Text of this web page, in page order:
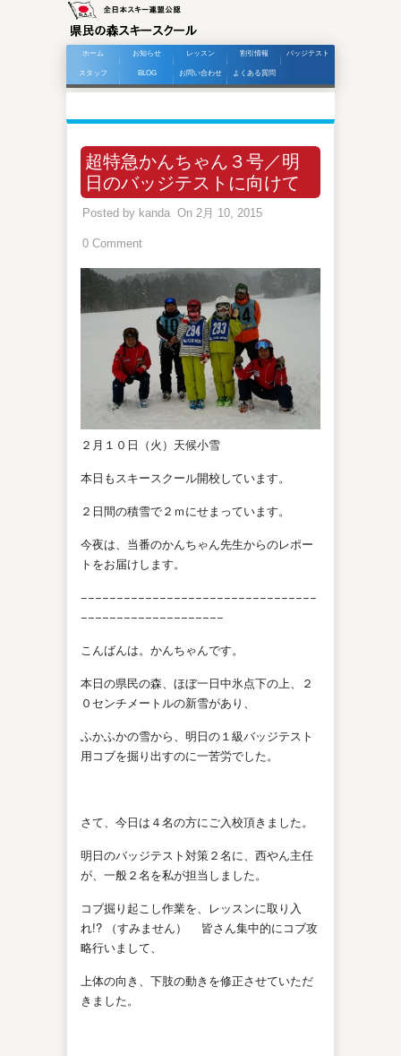
ホーム お知らせ レッスン 割引情報 バッジテスト
スタッフ BLOG お問い合わせ よくある質問
超特急かんちゃん３号／明
日のバッジテストに向けて
Posted by kanda On 2月 10, 2015
0 Comment
２月１０日（火）天候小雪
本日もスキースクール開校しています。
２日間の積雪で２ｍにせまっています。
今夜は、当番のかんちゃん先生からのレポー
トをお届けします。
−−−−−−−−−−−−−−−−−−−−−−−−−−−−−−−−−
−−−−−−−−−−−−−−−−−−−−
こんばんは。かんちゃんです。
本日の県民の森、ほぼ一日中氷点下の上、２
０センチメートルの新雪があり、
ふかふかの雪から、明日の１級バッジテスト
用コブを掘り出すのに一苦労でした。
さて、今日は４名の方にご入校頂きました。
明日のバッジテスト対策２名に、西やん主任
が、一般２名を私が担当しました。
コブ掘り起こし作業を、レッスンに取り入
れ!? （すみません） 皆さん集中的にコブ攻
略行いまして、
上体の向き、下肢の動きを修正させていただ
きました。